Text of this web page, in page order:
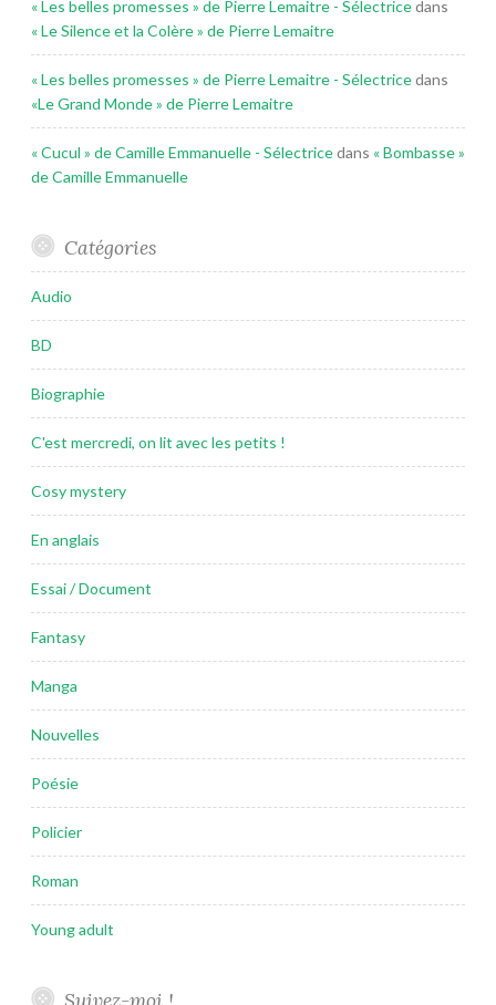
« Les belles promesses » de Pierre Lemaitre - Sélectricedans
« Le Silence et la Colère » de Pierre Lemaitre
« Les belles promesses » de Pierre Lemaitre - Sélectricedans
«Le Grand Monde » de Pierre Lemaitre
« Cucul » de Camille Emmanuelle - Sélectricedans « Bombasse »
de Camille Emmanuelle
Catégories
Audio
BD
Biographie
C'est mercredi, on lit avec les petits !
Cosy mystery
En anglais
Essai / Document
Fantasy
Manga
Nouvelles
Poésie
Policier
Roman
Young adult
Suivez-moi !